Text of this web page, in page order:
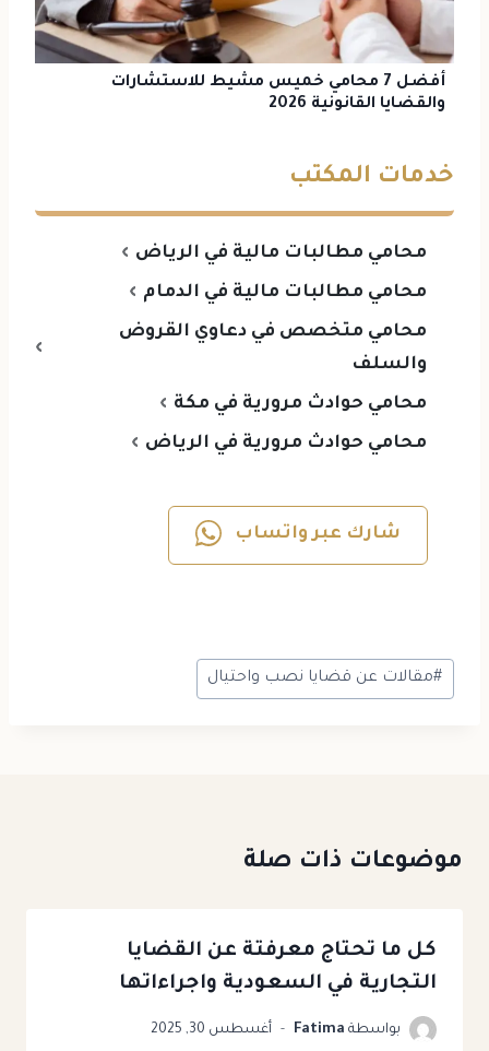
أفضل 7 محامي خميس مشيط للاستشارات
والقضايا القانونية 2026
خدمات المكتب
محامي مطالبات مالية في الرياض
محامي مطالبات مالية في الدمام
محامي متخصص في دعاوي القروض
والسلف
محامي حوادث مرورية في مكة
محامي حوادث مرورية في الرياض
شارك عبر واتساب
#مقالات عن قضايا نصب واحتيال
موضوعات ذات صلة
كل ما تحتاج معرفتة عن القضايا
التجارية في السعودية​ واجراءاتها
بواسطة Fatima أغسطس 30, 2025